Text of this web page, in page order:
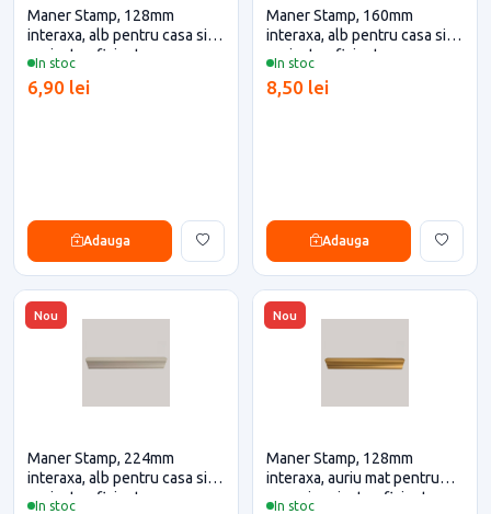
In stoc
Maner Stamp, 128mm
interaxa, alb pentru casa si
proiecte eficiente
6,90 lei
Adauga
In stoc
Maner Stamp, 160mm
interaxa, alb pentru casa si
proiecte eficiente
8,50 lei
Adauga
Nou
In stoc
Maner Stamp, 224mm
interaxa, alb pentru casa si
proiecte eficiente
Nou
In stoc
Maner Stamp, 128mm
interaxa, auriu mat pentru
casa si proiecte eficiente